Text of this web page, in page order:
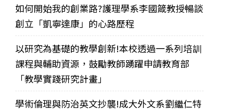
如何開始我的創業路?護理學系李國箴教授暢談
創立「凱寧達康」的心路歷程
以研究為基礎的教學創新!本校透過一系列培訓
課程與輔助資源，鼓勵教師踴躍申請教育部
「教學實踐研究計畫」
學術倫理與防治英文抄襲!成大外文系劉繼仁特